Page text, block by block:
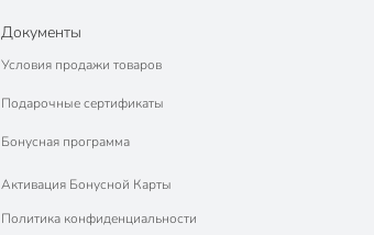
Документы
Условия продажи товаров
Подарочные сертификаты
Бонусная программа
Активация Бонусной Карты
Политика конфиденциальности